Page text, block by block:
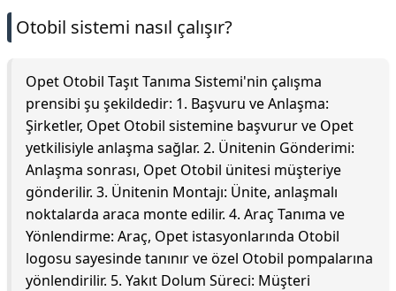
Otobil sistemi nasıl çalışır?
Opet Otobil Taşıt Tanıma Sistemi'nin çalışma
prensibi şu şekildedir: 1. Başvuru ve Anlaşma:
Şirketler, Opet Otobil sistemine başvurur ve Opet
yetkilisiyle anlaşma sağlar. 2. Ünitenin Gönderimi:
Anlaşma sonrası, Opet Otobil ünitesi müşteriye
gönderilir. 3. Ünitenin Montajı: Ünite, anlaşmalı
noktalarda araca monte edilir. 4. Araç Tanıma ve
Yönlendirme: Araç, Opet istasyonlarında Otobil
logosu sayesinde tanınır ve özel Otobil pompalarına
yönlendirilir. 5. Yakıt Dolum Süreci: Müşteri